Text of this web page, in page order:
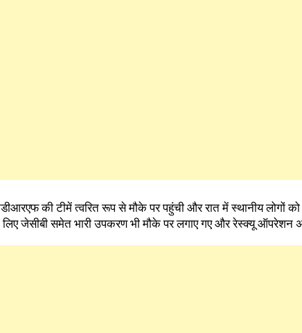
की टीमें त्वरित रूप से मौके पर पहुंची और रात में स्थानीय लोगों को
लिए जेसीबी समेत भारी उपकरण भी मौके पर लगाए गए और रेस्क्यू ऑपरेशन